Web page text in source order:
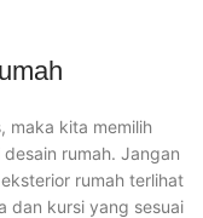
maka kita memilih
rumah. Jangan
rumah terlihat
dan kursi yang sesuai